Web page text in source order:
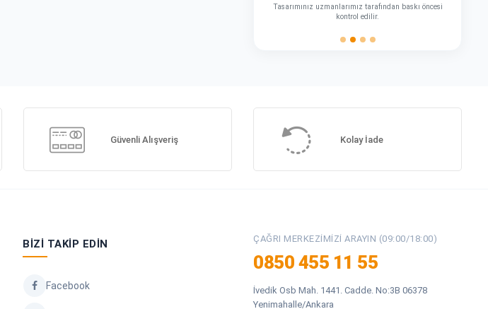
Tasarımınız uzmanlarımız tarafından baskı öncesi
kontrol edilir.
Güvenli Alışveriş Kolay İade
BIZI TAKIP EDIN
Facebook
ÇAĞRI MERKEZIMIZI ARAYIN (09:00/18:00)
0850 455 11 55
İvedik Osb Mah. 1441. Cadde. No:3B 06378
Yenimahalle/Ankara